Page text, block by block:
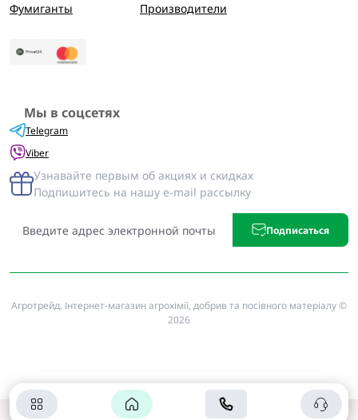
Фумиганты
Производители
Мы в соцсетях
Telegram
Viber
Узнавайте первым об акциях и скидках
Подпишитесь на нашу e-mail рассылку
Подписаться
Агротрейд. Інтернет-магазин агрохімії, добрив та посівного матеріалу ©
2026